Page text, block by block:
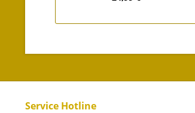
Service Hotline